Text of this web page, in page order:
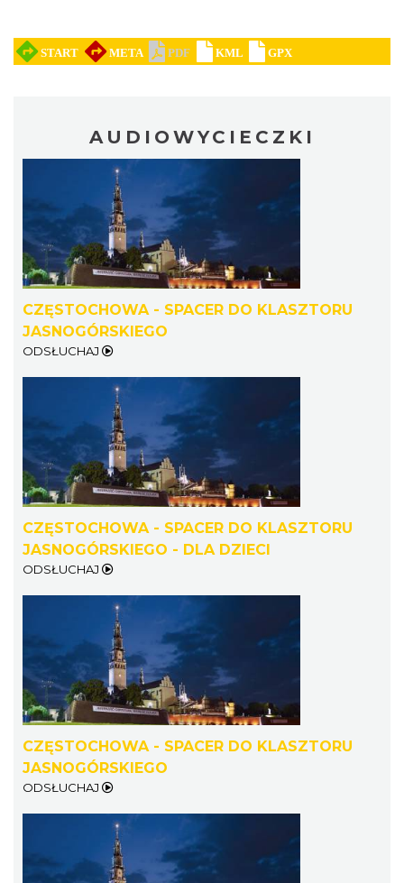
AUDIOWYCIECZKI
CZĘSTOCHOWA - SPACER DO KLASZTORU
JASNOGÓRSKIEGO
ODSŁUCHAJ
CZĘSTOCHOWA - SPACER DO KLASZTORU
JASNOGÓRSKIEGO - DLA DZIECI
ODSŁUCHAJ
CZĘSTOCHOWA - SPACER DO KLASZTORU
JASNOGÓRSKIEGO
ODSŁUCHAJ